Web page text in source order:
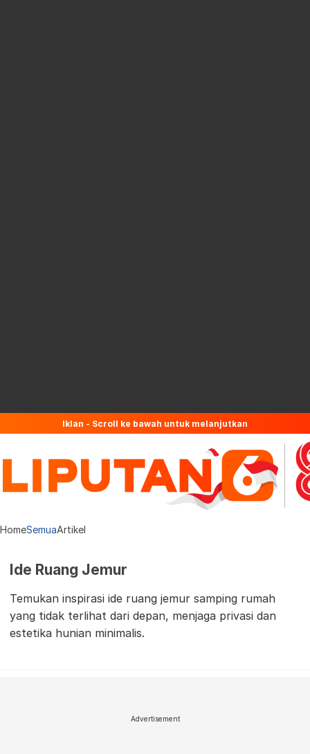
Iklan - Scroll ke bawah untuk melanjutkan
HomeSemuaArtikel
Ide Ruang Jemur
Temukan inspirasi ide ruang jemur samping rumah
yang tidak terlihat dari depan, menjaga privasi dan
estetika hunian minimalis.
Advertisement